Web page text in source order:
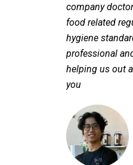
company
food related
hygiene
professional
helping us out
you